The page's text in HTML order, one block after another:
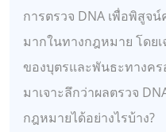
การตรวจ DNA เพื่อพิสู
มากในทางกฎหมาย โดย
ของบุตรและพันธะทางค
มาเจาะลึกว่าผลตรวจ
กฎหมายได้อย่างไรบ้าง?